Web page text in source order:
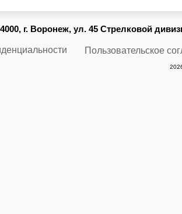
г. Воронеж, ул. 45 Стрелковой
Пользовательское